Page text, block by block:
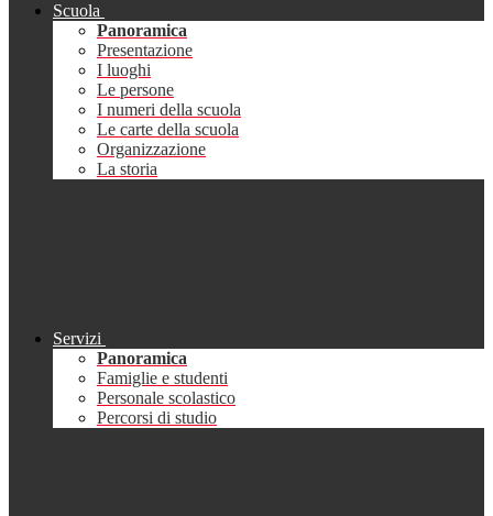
Scuola
Panoramica
Presentazione
I luoghi
Le persone
I numeri della scuola
Le carte della scuola
Organizzazione
La storia
Servizi
Panoramica
Famiglie e studenti
Personale scolastico
Percorsi di studio